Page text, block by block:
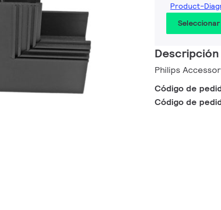
Product-
Philips
Código de
Código de